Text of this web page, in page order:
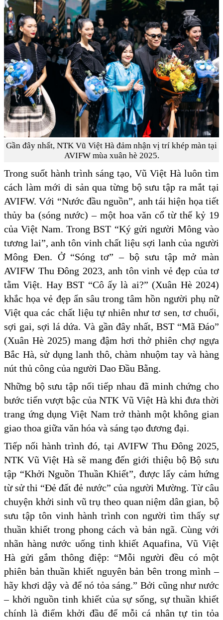
Gần đây nhất, NTK Vũ Việt Hà đảm nhận vị trí khép màn tại
AVIFW mùa xuân hè 2025.
Trong suốt hành trình sáng tạo, Vũ Việt Hà luôn tìm
cách làm mới di sản qua từng bộ sưu tập ra mắt tại
AVIFW. Với “Nước đầu nguồn”, anh tái hiện họa tiết
thủy ba (sóng nước) – một hoa văn cổ từ thế kỷ 19
của Việt Nam. Trong BST “Ký gửi người Mông vào
tương lai”, anh tôn vinh chất liệu sợi lanh của người
Mông Đen. Ở “Sóng tơ” – bộ sưu tập mở màn
AVIFW Thu Đông 2023, anh tôn vinh vẻ đẹp của tơ
tằm Việt. Hay BST “Cô ấy là ai?” (Xuân Hè 2024)
khắc họa vẻ đẹp ẩn sâu trong tâm hồn người phụ nữ
Việt qua các chất liệu tự nhiên như tơ sen, tơ chuối,
sợi gai, sợi lá dứa. Và gần đây nhất, BST “Mã Đáo”
(Xuân Hè 2025) mang đậm hơi thở phiên chợ ngựa
Bắc Hà, sử dụng lanh thô, chàm nhuộm tay và hàng
nút thủ công của người Dao Đầu Bằng.
Những bộ sưu tập nối tiếp nhau đã minh chứng cho
bước tiến vượt bậc của NTK Vũ Việt Hà khi đưa thời
trang ứng dụng Việt Nam trở thành một không gian
giao thoa giữa văn hóa và sáng tạo đương đại.
Tiếp nối hành trình đó, tại AVIFW Thu Đông 2025,
NTK Vũ Việt Hà sẽ mang đến giới thiệu bộ Bộ sưu
tập “Khởi Nguồn Thuần Khiết”, được lấy cảm hứng
từ sử thi “Đẻ đất đẻ nước” của người Mường. Từ câu
chuyện khởi sinh vũ trụ theo quan niệm dân gian, bộ
sưu tập tôn vinh hành trình con người tìm thấy sự
thuần khiết trong phong cách và bản ngã. Cùng với
nhãn hàng nước uống tinh khiết Aquafina, Vũ Việt
Hà gửi gắm thông điệp: “Mỗi người đều có một
phiên bản thuần khiết nguyên bản bên trong mình –
hãy khơi dậy và để nó tỏa sáng.” Bởi cũng như nước
– khởi nguồn tinh khiết của sự sống, sự thuần khiết
chính là điểm khởi đầu để mỗi cá nhân tự tin tỏa